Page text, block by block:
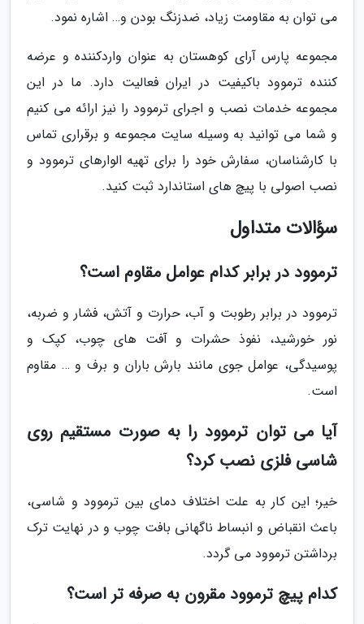
می توان به مقاومت زیاد، ضدزنگ بودن و… اشاره نمود.
مجموعه پارس آرای کوهستان به عنوان واردکننده و عرضه
کننده ترموود باکیفیت در ایران فعالیت دارد. ما در این
مجموعه خدمات نصب و اجرای ترموود را نیز ارائه می کنیم
و شما می توانید به وسیله سایت مجموعه و برقراری تماس
با کارشناسان، سفارش خود را برای تهیه الوارهای ترموود و
نصب اصولی با پیچ های استاندارد ثبت کنید.
سؤالات متداول
ترموود در برابر کدام عوامل مقاوم است؟
ترموود در برابر رطوبت و آب، حرارت و آتش، فشار و ضربه،
نور خورشید، نفوذ حشرات و آفت های چوب، کپک و
پوسیدگی، عوامل جوی مانند بارش باران و برف و … مقاوم
است.
آیا می توان ترموود را به صورت مستقیم روی
شاسی فلزی نصب کرد؟
خیر؛ این کار به علت اختلاف دمای بین ترموود و شاسی،
باعث انقباض و انبساط ناگهانی بافت چوب و در نهایت ترک
برداشتن ترموود می گردد.
کدام پیچ ترموود مقرون به صرفه تر است؟